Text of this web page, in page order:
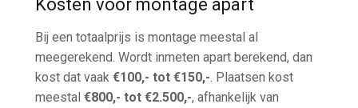
Kosten voor montage apart
Bij een totaalprijs is montage meestal al
meegerekend. Wordt inmeten apart berekend, dan
kost dat vaak€100,- tot €150,-. Plaatsen kost
meestal€800,- tot €2.500,-, afhankelijk van